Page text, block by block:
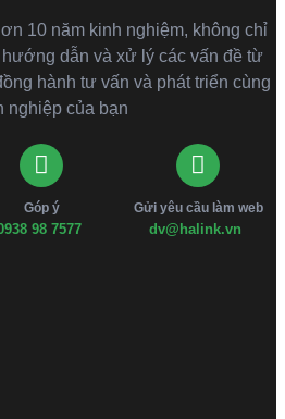
10 năm kinh nghiệm, không chỉ
dẫn và xử lý các vấn đề từ
hành tư vấn và phát triển cùng
nghiệp của bạn
Góp ý
98 7577
Gửi yêu cầu làm web
dv@halink.vn